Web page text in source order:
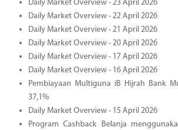
Daily Market Overview - 23 April 2026
Daily Market Overview - 22 April 2026
Daily Market Overview - 21 April 2026
Daily Market Overview - 20 April 2026
Daily Market Overview - 17 April 2026
Daily Market Overview - 16 April 2026
Pembiayaan Multiguna iB Hijrah Bank
37,1%
Daily Market Overview - 15 April 2026
Program Cashback Belanja